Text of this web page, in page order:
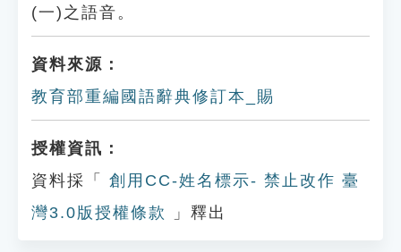
(一)之語音。
資料來源：
教育部重編國語辭典修訂本_賜
授權資訊：
資料採「
創用CC-姓名標示- 禁止改作 臺
灣3.0版授權條款
」釋出